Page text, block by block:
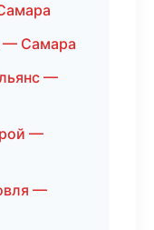
— Самара
—
—
—